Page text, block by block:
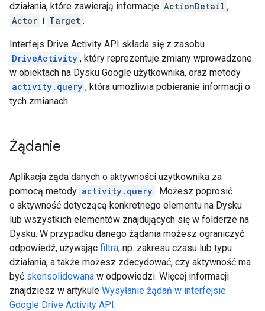
działania, które zawierają informacje ActionDetail ,
Actor i Target .
Interfejs Drive Activity API składa się z zasobu
DriveActivity , który reprezentuje zmiany wprowadzone
w obiektach na Dysku Google użytkownika, oraz metody
activity.query , która umożliwia pobieranie informacji o
tych zmianach.
Żądanie
Aplikacja żąda danych o aktywności użytkownika za
pomocą metody activity.query . Możesz poprosić
o aktywność dotyczącą konkretnego elementu na Dysku
lub wszystkich elementów znajdujących się w folderze na
Dysku. W przypadku danego żądania możesz ograniczyć
odpowiedź, używając filtra, np. zakresu czasu lub typu
działania, a także możesz zdecydować, czy aktywność ma
być skonsolidowana w odpowiedzi. Więcej informacji
znajdziesz w artykule Wysyłanie żądań w interfejsie
Google Drive Activity API.